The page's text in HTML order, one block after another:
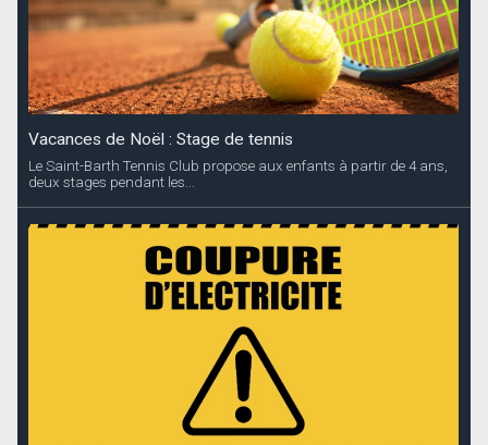
Vacances de Noël : Stage de tennis
Le Saint-Barth Tennis Club propose aux enfants à partir de 4 ans,
deux stages pendant les...